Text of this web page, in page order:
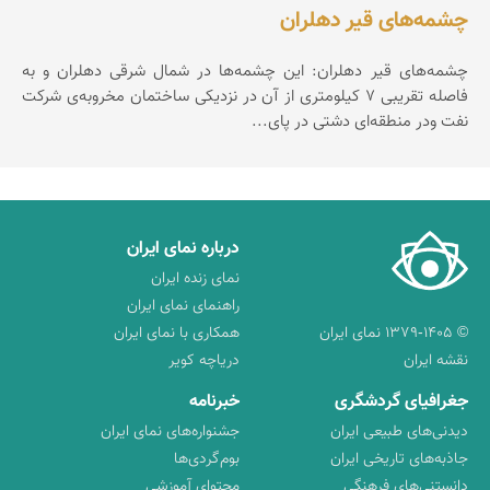
چشمه‌های قیر دهلران
چشمه‌های قیر دهلران: این چشمه‌ها در شمال شرقی دهلران و به
فاصله تقریبی 7 كیلومتری از آن در نزدیكی ساختمان مخروبه‌ی شركت
نفت ودر منطقه‌ای دشتی در پای...
© ۱۳۷۹-۱۴۰۵ نمای ایران
نقشه ایران
درباره نمای ایران
نمای زنده ایران
راهنمای نمای ایران
همکاری با نمای ایران
دریاچه کویر
جغرافیای گردشگری
دیدنی‌های طبیعی ایران
جاذبه‌های تاریخی ایران
خبرنامه
جشنواره‌های نمای ایران
بوم‌گردی‌ها